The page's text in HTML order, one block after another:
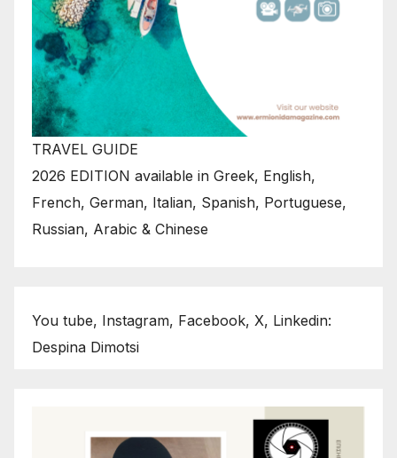
TRAVEL GUIDE
2026 EDITION available in Greek, English,
French, German, Italian, Spanish, Portuguese,
Russian, Arabic & Chinese
You tube, Instagram, Facebook, X, Linkedin:
Despina Dimotsi